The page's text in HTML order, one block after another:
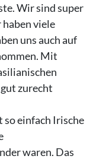
Wir sind super
viele
uns auch auf
Mit
zurecht
so einfach Irische
waren. Das